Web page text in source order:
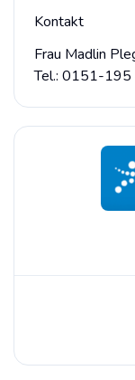
Kontakt
Frau Madlin
Tel.: 0151-